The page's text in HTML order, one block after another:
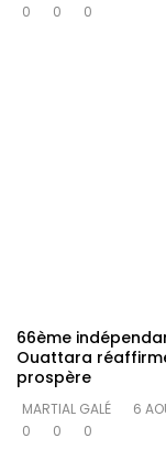
0
0 0
66ème
Ouattara
prospère
MARTIAL GALÉ
6
0
0 0